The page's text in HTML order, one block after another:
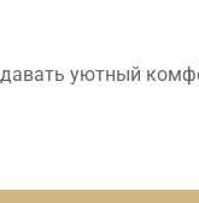
уютный